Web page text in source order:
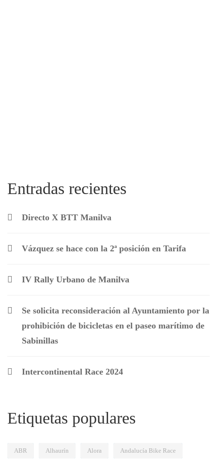
Entradas recientes
Directo X BTT Manilva
Vázquez se hace con la 2ª posición en Tarifa
IV Rally Urbano de Manilva
Se solicita reconsideración al Ayuntamiento por la
prohibición de bicicletas en el paseo marítimo de
Sabinillas
Intercontinental Race 2024
Etiquetas populares
ABR Alhaurín Alora Andalucía Bike Race